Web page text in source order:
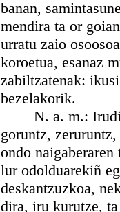
banan,
mendira ta or
urratu zaio
koroetua, esanaz
zabiltzatenak:
bezelakorik.
N. a. m.: Iruditu
goruntz,
ondo
lur odolduarekiñ
deskantzuzkoa,
dira, iru kurutze,